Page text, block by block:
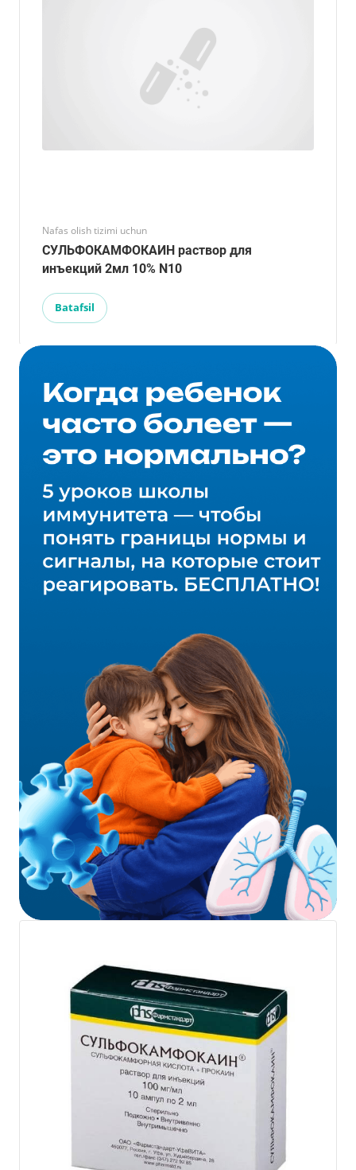
Nafas olish tizimi uchun
СУЛЬФОКАМФОКАИН раствор для
инъекций 2мл 10% N10
Batafsil